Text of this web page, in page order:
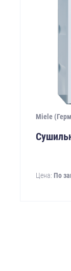
Miele
Цена: По